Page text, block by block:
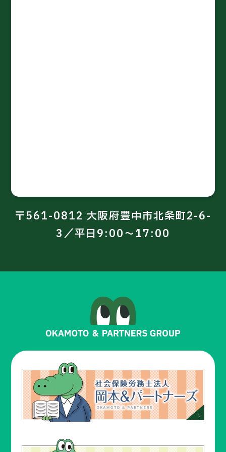
〒561-0812 大阪府豊中市北条町2-6-
3／平日9:00～17:00